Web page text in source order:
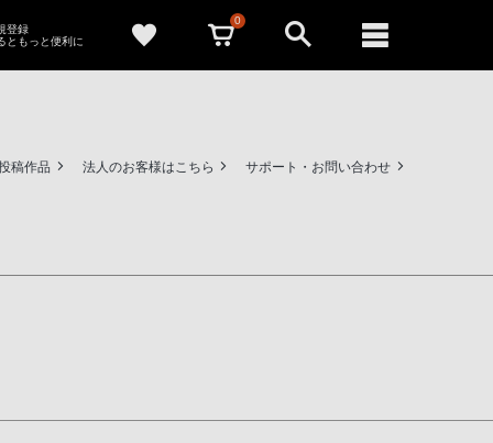
登録
ともっと便利に
0
稿作品 法人のお客様はこちら サポート・お問い合わせ